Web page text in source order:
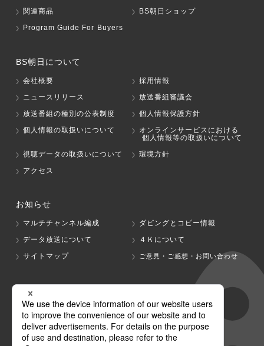
関連商品
BS朝日ショップ
Program Guide For Buyers
BS朝日について
会社概要
採用情報
ニュースリリース
放送番組審議会
放送番組の種別の公表制度
個人情報保護方針
個人情報の取扱いについて
オンラインサービスにおける
個人情報等の取扱いについて
視聴データの取扱いについて
環境方針
アクセス
お知らせ
マルチチャンネル編成
ダビングとコピー情報
データ放送について
４Ｋについて
サイトマップ
ご意見・ご感想・お問い合わせ
グループ会社
テレビ朝日 テレ朝チャンネル